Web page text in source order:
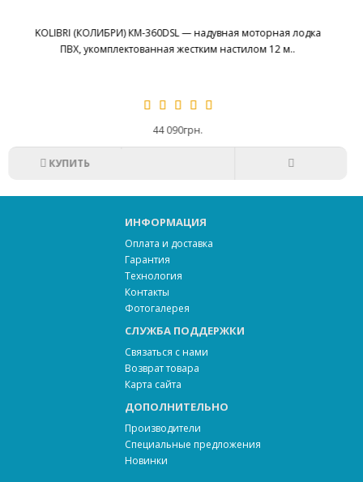
Каяк Riverday OnWave камуфляж - это одноместный каяк с
открытым кокпитом типа Sit-on-To..
0грн.
КУПИТЬ
ИНФОРМАЦИЯ
Оплата и доставка
Гарантия
Технология
Контакты
Фотогалерея
СЛУЖБА ПОДДЕРЖКИ
Связаться с нами
Возврат товара
Карта сайта
ДОПОЛНИТЕЛЬНО
Производители
Специальные предложения
Новинки